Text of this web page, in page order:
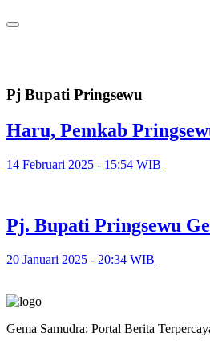
Pj Bupati Pringsewu
Haru, Pemkab
14 Februari 2025 - 15:54 WIB
Pj. Bupati Pringsewu
20 Januari 2025 - 20:34 WIB
Gema Samudra: Portal Berita